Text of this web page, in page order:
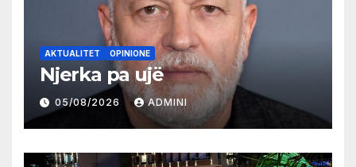
AKTUALITET OPINIONE
Njerka pa ujë
05/08/2026 ADMINI